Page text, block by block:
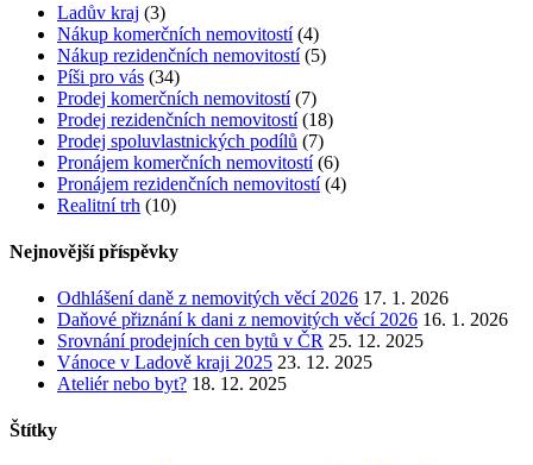
Ladův kraj (3)
Nákup komerčních nemovitostí(4)
Nákup rezidenčních nemovitostí(5)
Píši pro vás (34)
Prodej komerčních nemovitostí(7)
Prodej rezidenčních nemovitostí(18)
Prodej spoluvlastnických podílů (7)
Pronájem komerčních nemovitostí(6)
Pronájem rezidenčních nemovitostí(4)
Realitní trh (10)
Nejnovější příspěvky
Odhlášení daně z nemovitých věcí 2026 17. 1. 2026
Daňové přiznání k dani z nemovitých věcí 2026 16. 1. 2026
Srovnání prodejních cen bytů v ČR 25. 12. 2025
Vánoce v Ladově kraji 2025 23. 12. 2025
Ateliér nebo byt? 18. 12. 2025
Štítky